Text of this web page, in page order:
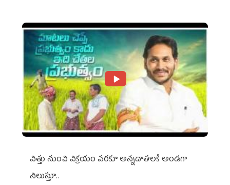
విత్తు నుంచి విక్రయం వరకూ అన్నదాతలకి అండగా
నిలుస్తూ..